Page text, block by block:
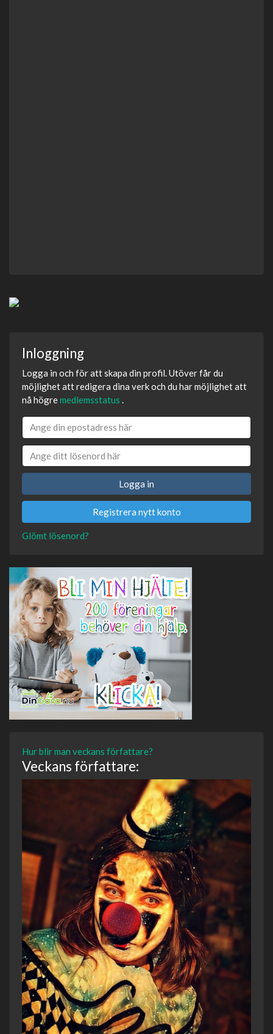
Inloggning
Logga in och för att skapa din profil. Utöver får du
möjlighet att redigera dina verk och du har möjlighet att
nå högremedlemsstatus .
Logga in
Registrera nytt konto
Glömt lösenord?
Hur blir man veckans författare?
Veckans författare: